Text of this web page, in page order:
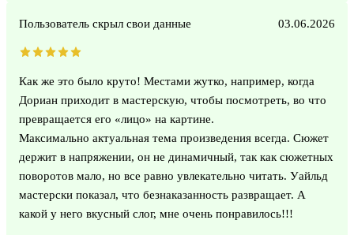
Пользователь скрыл свои данные 03.06.2026
Как же это было круто! Местами жутко, например, когда
Дориан приходит в мастерскую, чтобы посмотреть, во что
превращается его «лицо» на картине.
Максимально актуальная тема произведения всегда. Сюжет
держит в напряжении, он не динамичный, так как сюжетных
поворотов мало, но все равно увлекательно читать. Уайльд
мастерски показал, что безнаказанность развращает. А
какой у него вкусный слог, мне очень понравилось!!!